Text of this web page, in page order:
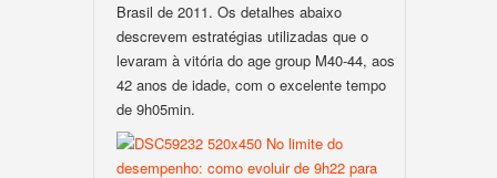
Brasil de 2011. Os detalhes abaixo
descrevem estratégias utilizadas que o
levaram à vitória do age group M40-44, aos
42 anos de idade, com o excelente tempo
de 9h05min.